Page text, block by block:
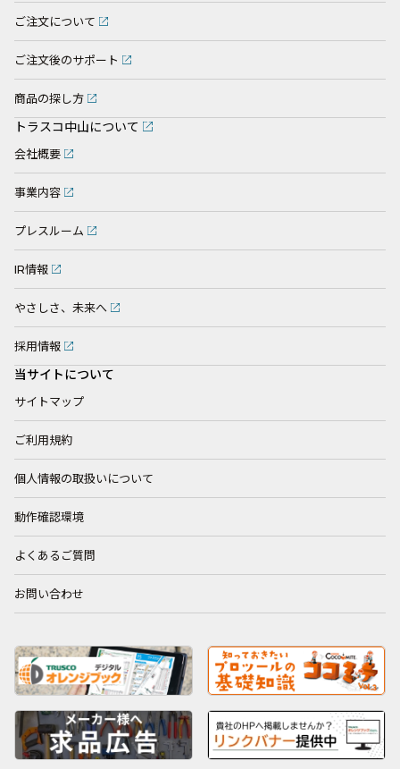
ご注文について
ご注文後のサポート
商品の探し方
トラスコ中山について
会社概要
事業内容
プレスルーム
IR情報
やさしさ、未来へ
採用情報
当サイトについて
サイトマップ
ご利用規約
個人情報の取扱いについて
動作確認環境
よくあるご質問
お問い合わせ